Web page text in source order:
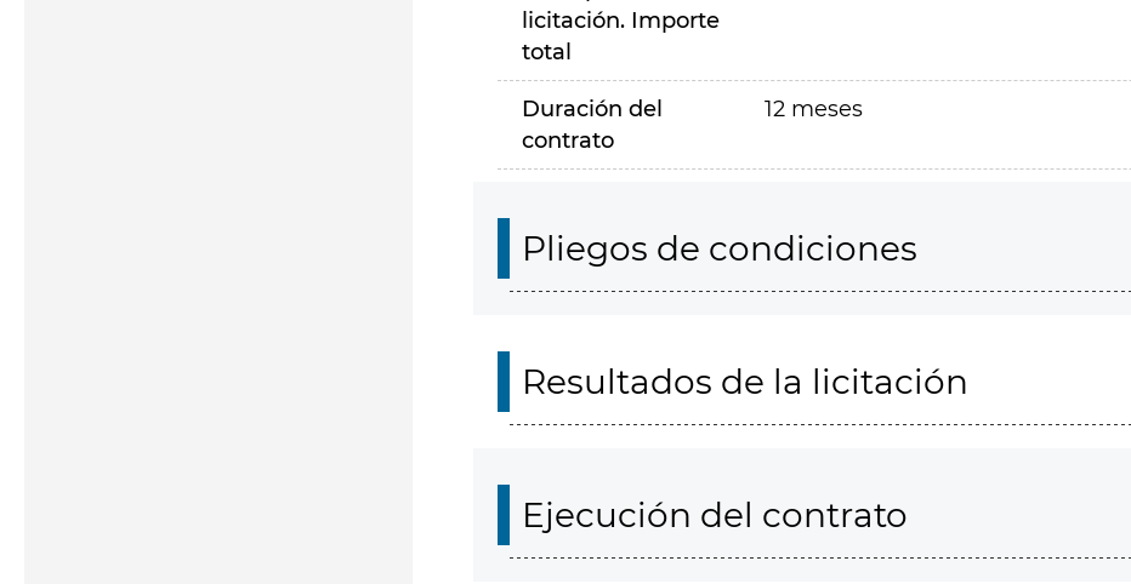
licitación. Importe
total
Duración del
contrato
12 meses
Pliegos de condiciones
Resultados de la licitación
Ejecución del contrato